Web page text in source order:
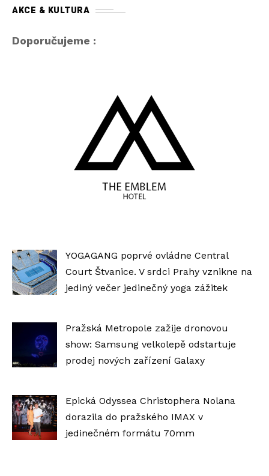
AKCE & KULTURA
Doporučujeme :
YOGAGANG poprvé ovládne Central
Court Štvanice. V srdci Prahy vznikne na
jediný večer jedinečný yoga zážitek
Pražská Metropole zažije dronovou
show: Samsung velkolepě odstartuje
prodej nových zařízení Galaxy
Epická Odyssea Christophera Nolana
dorazila do pražského IMAX v
jedinečném formátu 70mm